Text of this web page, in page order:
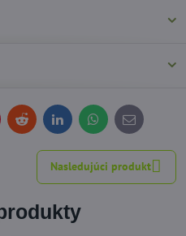
Reddit LinkedInWhatsApp
E-
mail
Nasledujúci produkt